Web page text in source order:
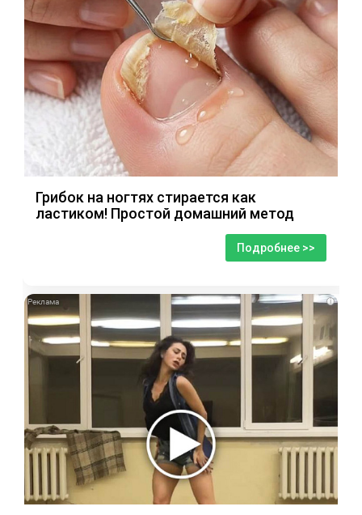
Грибок на ногтях стирается как
ластиком! Простой домашний метод
Подробнее >>
i